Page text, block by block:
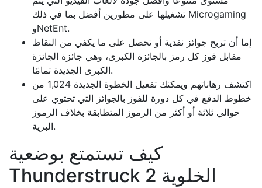
تشغيلها على مطورين أفضل بما في ذلك Microgaming
وNetEnt.
إما أن تربح جوائز نقدية أو تحصل على ما يكفي من النقاط
مقابل فوز كل رمز بالجائزة الكبرى، وهي جائزة الجائزة
الكبرى الجديدة تمامًا.
اكتشف رهاناتهم ويمكنك تفعيل الخطوة الجديدة 1,024 من
خطوط الدفع في كل دورة للفوز بالجوائز التي تحتوي على
حوالي ثلاثة أو أكثر من الرموز المتطابقة بخلاف الرموز
البرية.
كيف تستمتع بوضعية
Thunderstruck 2 الخلوية